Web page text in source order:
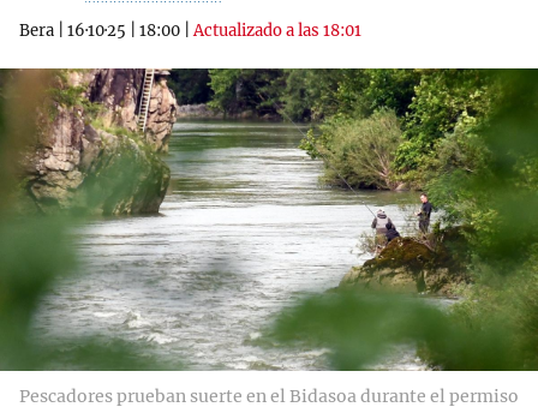
Bera 16·10·25 18:00 |Actualizado a las 18:01
Pescadores prueban suerte en el Bidasoa durante el permiso